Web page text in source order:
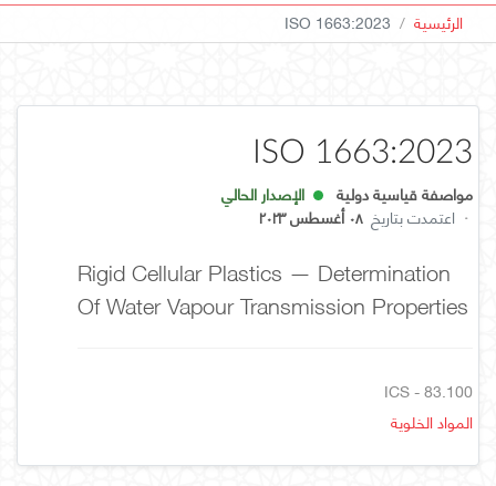
الرئيسية ISO 1663:2023
ISO 1663:2023
مواصفة قياسية دولية
الإصدار الحالي
· اعتمدت بتاريخ ٠٨ أغسطس ٢٠٢٣
Rigid Cellular Plastics — Determination
Of Water Vapour Transmission Properties
ICS - 83.100
المواد الخلوية